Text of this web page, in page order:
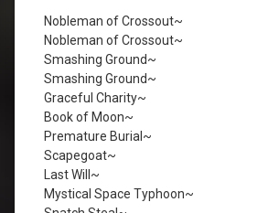
Nobleman of Crossout~
Nobleman of Crossout~
Smashing Ground~
Smashing Ground~
Graceful Charity~
Book of Moon~
Premature Burial~
Scapegoat~
Last Will~
Mystical Space Typhoon~